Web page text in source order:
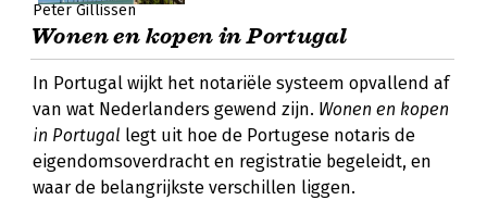
Peter Gillissen
Wonen en kopen in Portugal
In Portugal wijkt het notariële systeem opvallend af
van wat Nederlanders gewend zijn. Wonen en kopen
in Portugal legt uit hoe de Portugese notaris de
eigendomsoverdracht en registratie begeleidt, en
waar de belangrijkste verschillen liggen.